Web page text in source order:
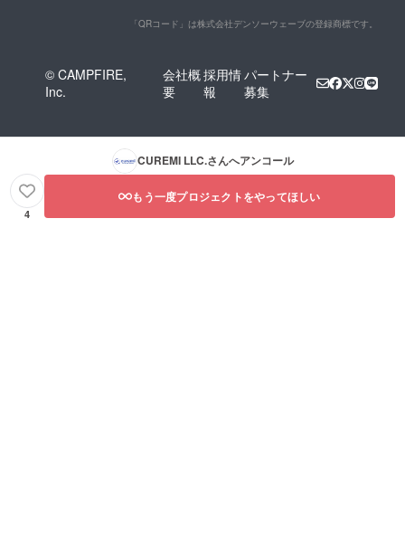
「QRコード」は株式会社デンソーウェーブの登録商標です。
© CAMPFIRE,
Inc.
会社概
要
採用情
報
パートナー
募集
CUREMI LLC.さんへアンコール
4
もう一度プロジェクトをやってほしい